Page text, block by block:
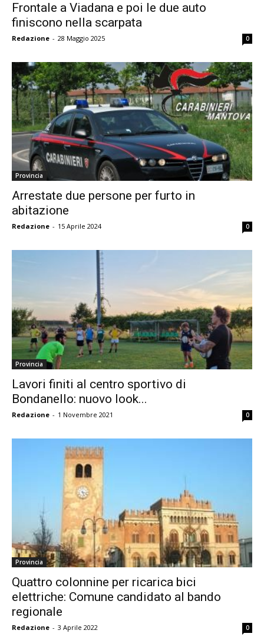
Frontale a Viadana e poi le due auto
finiscono nella scarpata
Redazione - 28 Maggio 2025 0
Provincia
Arrestate due persone per furto in
abitazione
Redazione - 15 Aprile 2024 0
Provincia
Lavori finiti al centro sportivo di
Bondanello: nuovo look...
Redazione - 1 Novembre 2021 0
Provincia
Quattro colonnine per ricarica bici
elettriche: Comune candidato al bando
regionale
Redazione - 3 Aprile 2022 0